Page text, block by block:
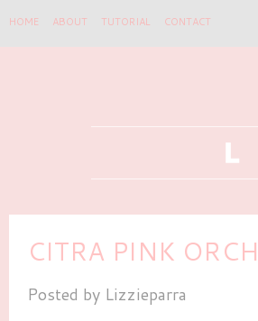
HOME ABOUT TUTORIAL CONTACT
CITRA PINK
Posted by Lizzieparra